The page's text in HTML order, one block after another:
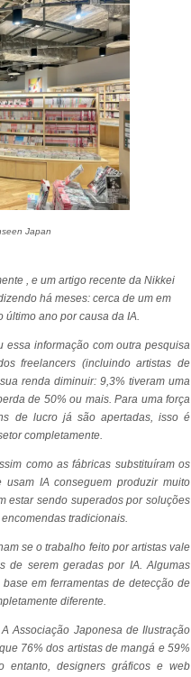
Japan
, e um artigo recente da Nikkei
há meses: cerca de um em
último ano por causa da IA.
essa informação com outra pesquisa
freelancers (incluindo artistas de
renda diminuir: 9,3% tiveram uma
de 50% ou mais. Para uma força
de lucro já são apertadas, isso é
completamente.
como as fábricas substituíram os
usam IA conseguem produzir muito
estar sendo superados por soluções
tradicionais.
se o trabalho feito por artistas vale
de serem geradas por IA. Algumas
em ferramentas de detecção de
diferente.
Associação Japonesa de Ilustração
76% dos artistas de mangá e 59%
entanto, designers gráficos e web